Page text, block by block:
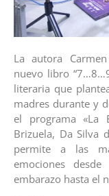
La autora
nuevo libro
literaria que
madres durante y
el programa «La
Brizuela, Da Silva
permite a las
emociones
embarazo hasta el